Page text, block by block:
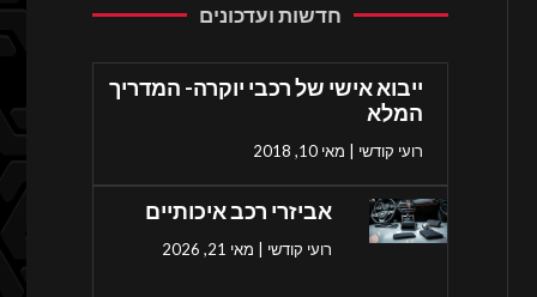
חדשות ועדכונים
ייבוא אישי של רכבי יוקרה- המדריך
המלא
רועי קודשי מאי 10, 2018
אביזרי רכב איכותיים
רועי קודשי מאי 21, 2026